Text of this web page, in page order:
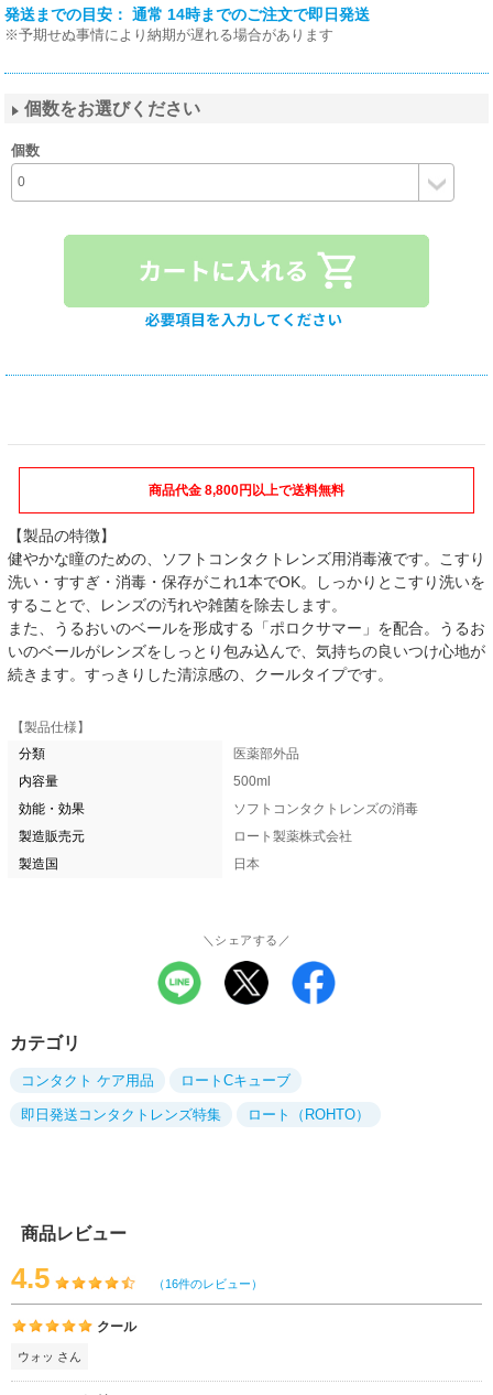
発送までの目安： 通常 14時までのご注文で即日発送
※予期せぬ事情により納期が遅れる場合があります
個数をお選びください
個数
商品代金 8,800円以上で送料無料
【製品の特徴】
健やかな瞳のための、ソフトコンタクトレンズ用消毒液です。こすり
洗い・すすぎ・消毒・保存がこれ1本でOK。しっかりとこすり洗いを
することで、レンズの汚れや雑菌を除去します。
また、うるおいのベールを形成する「ポロクサマー」を配合。うるお
いのベールがレンズをしっとり包み込んで、気持ちの良いつけ心地が
続きます。すっきりした清涼感の、クールタイプです。
【製品仕様】
分類
医薬部外品
内容量
500ml
効能・効果
ソフトコンタクトレンズの消毒
製造販売元
ロート製薬株式会社
製造国
日本
＼シェアする／
カテゴリ
コンタクト ケア用品 ロートCキューブ
即日発送コンタクトレンズ特集 ロート（ROHTO）
商品レビュー
4.5 （16件のレビュー）
クール
ウォッ さん